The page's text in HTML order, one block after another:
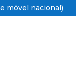
móvel nacional)